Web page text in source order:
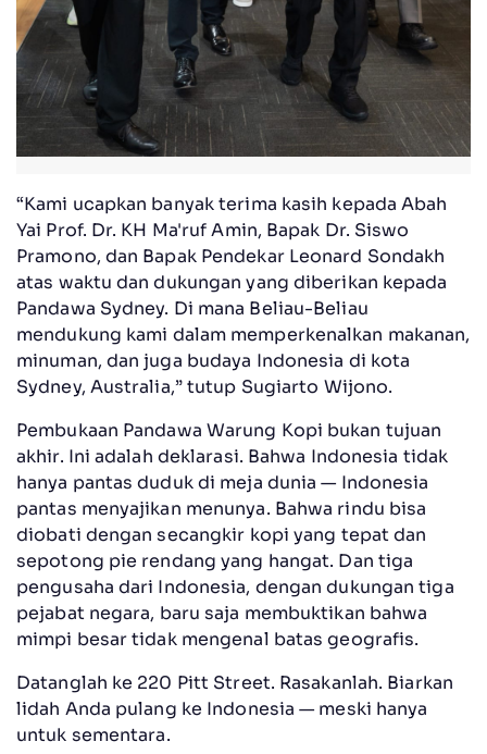
“Kami ucapkan banyak terima kasih kepada Abah
Yai Prof. Dr. KH Ma'ruf Amin, Bapak Dr. Siswo
Pramono, dan Bapak Pendekar Leonard Sondakh
atas waktu dan dukungan yang diberikan kepada
Pandawa Sydney. Di mana Beliau-Beliau
mendukung kami dalam memperkenalkan makanan,
minuman, dan juga budaya Indonesia di kota
Sydney, Australia,” tutup Sugiarto Wijono.
Pembukaan Pandawa Warung Kopi bukan tujuan
akhir. Ini adalah deklarasi. Bahwa Indonesia tidak
hanya pantas duduk di meja dunia — Indonesia
pantas menyajikan menunya. Bahwa rindu bisa
diobati dengan secangkir kopi yang tepat dan
sepotong pie rendang yang hangat. Dan tiga
pengusaha dari Indonesia, dengan dukungan tiga
pejabat negara, baru saja membuktikan bahwa
mimpi besar tidak mengenal batas geografis.
Datanglah ke 220 Pitt Street. Rasakanlah. Biarkan
lidah Anda pulang ke Indonesia — meski hanya
untuk sementara.